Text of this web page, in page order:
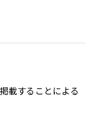
載することによる